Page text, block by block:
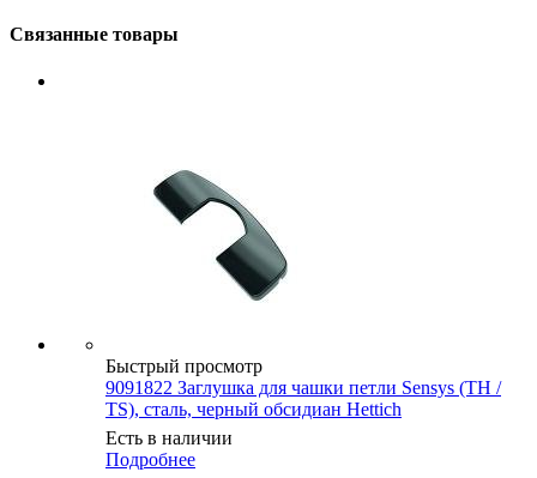
Связанные товары
Быстрый просмотр
9091822 Заглушка для чашки петли Sensys (TH /
TS), сталь, черный обсидиан Hettich
Есть в наличии
Подробнее